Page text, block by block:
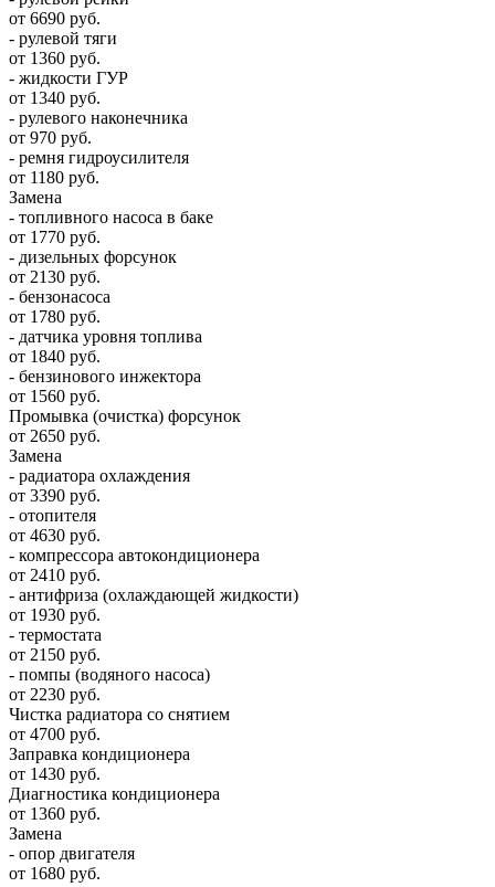
от 6690 руб.
- рулевой тяги
от 1360 руб.
- жидкости ГУР
от 1340 руб.
- рулевого наконечника
от 970 руб.
- ремня гидроусилителя
от 1180 руб.
Замена
- топливного насоса в баке
от 1770 руб.
- дизельных форсунок
от 2130 руб.
- бензонасоса
от 1780 руб.
- датчика уровня топлива
от 1840 руб.
- бензинового инжектора
от 1560 руб.
Промывка (очистка) форсунок
от 2650 руб.
Замена
- радиатора охлаждения
от 3390 руб.
- отопителя
от 4630 руб.
- компрессора автокондиционера
от 2410 руб.
- антифриза (охлаждающей жидкости)
от 1930 руб.
- термостата
от 2150 руб.
- помпы (водяного насоса)
от 2230 руб.
Чистка радиатора со снятием
от 4700 руб.
Заправка кондиционера
от 1430 руб.
Диагностика кондиционера
от 1360 руб.
Замена
- опор двигателя
от 1680 руб.